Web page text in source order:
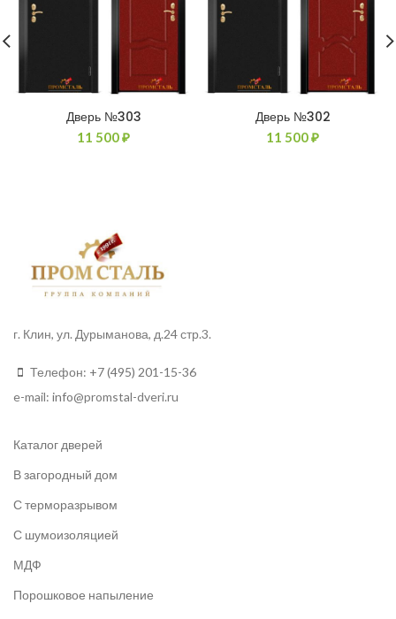
Дверь №303
11 500₽
Дверь №302
11 500₽
г. Клин, ул. Дурыманова, д.24 стр.3.
Телефон: +7 (495) 201-15-36
e-mail: info@promstal-dveri.ru
Каталог дверей
В загородный дом
С терморазрывом
С шумоизоляцией
МДФ
Порошковое напыление